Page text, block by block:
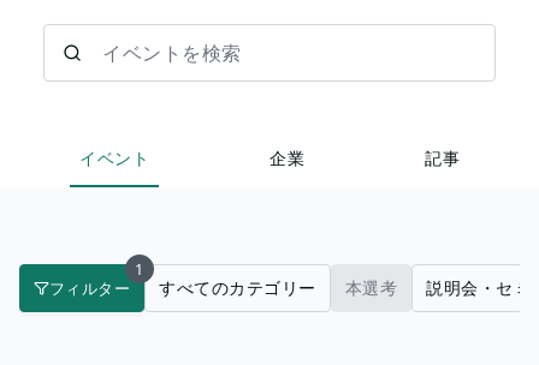
イベント 企業 記事
フィルター
1
すべてのカテゴリー 本選考 説明会・セミ